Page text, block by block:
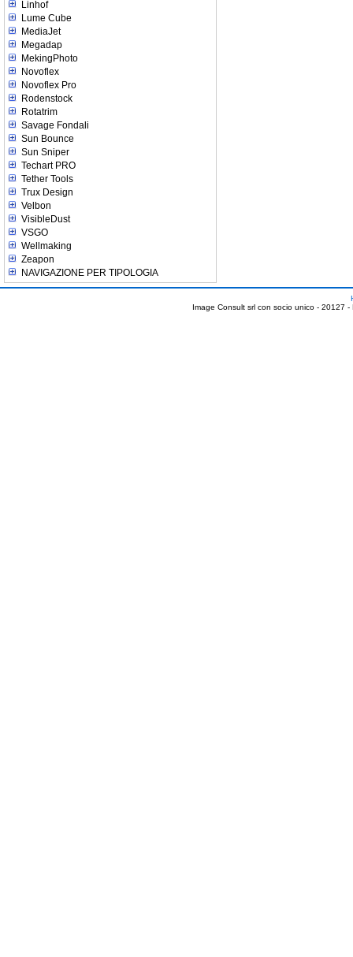
Linhof
Lume Cube
MediaJet
Megadap
MekingPhoto
Novoflex
Novoflex Pro
Rodenstock
Rotatrim
Savage Fondali
Sun Bounce
Sun Sniper
Techart PRO
Tether Tools
Trux Design
Velbon
VisibleDust
VSGO
Wellmaking
Zeapon
NAVIGAZIONE PER TIPOLOGIA
Image Consult srl con socio unico - 20127